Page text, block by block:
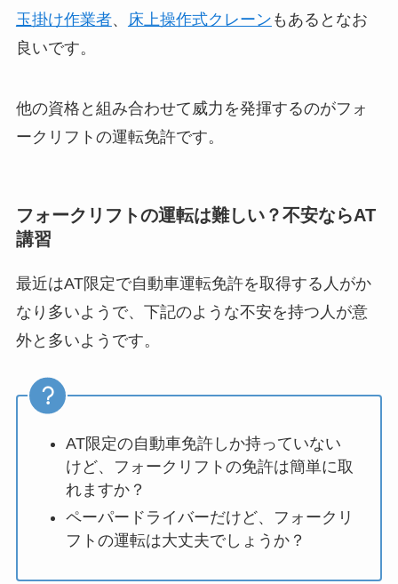
玉掛け作業者、 床上操作式クレーン もあるとなお
良いです。
他の資格と組み合わせて威力を発揮するのがフォ
ークリフトの運転免許です。
フォークリフトの運転は難しい？不安ならAT
講習
最近はAT限定で自動車運転免許を取得する人がか
なり多いようで、下記のような不安を持つ人が意
外と多いようです。
AT限定の自動車免許しか持っていない
けど、フォークリフトの免許は簡単に取
れますか？
ペーパードライバーだけど、フォークリ
フトの運転は大丈夫でしょうか？